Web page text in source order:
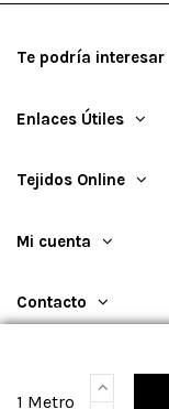
1 Metro
Te podría interesar
Enlaces Útiles
Tejidos Online
Mi cuenta
Contacto